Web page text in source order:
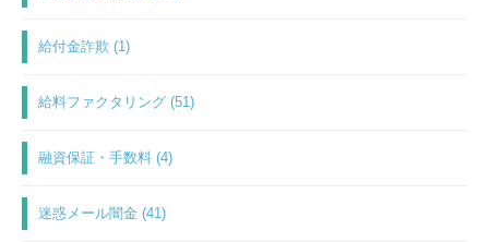
給付金詐欺 (1)
給料ファクタリング (51)
融資保証・手数料 (4)
迷惑メール闇金 (41)